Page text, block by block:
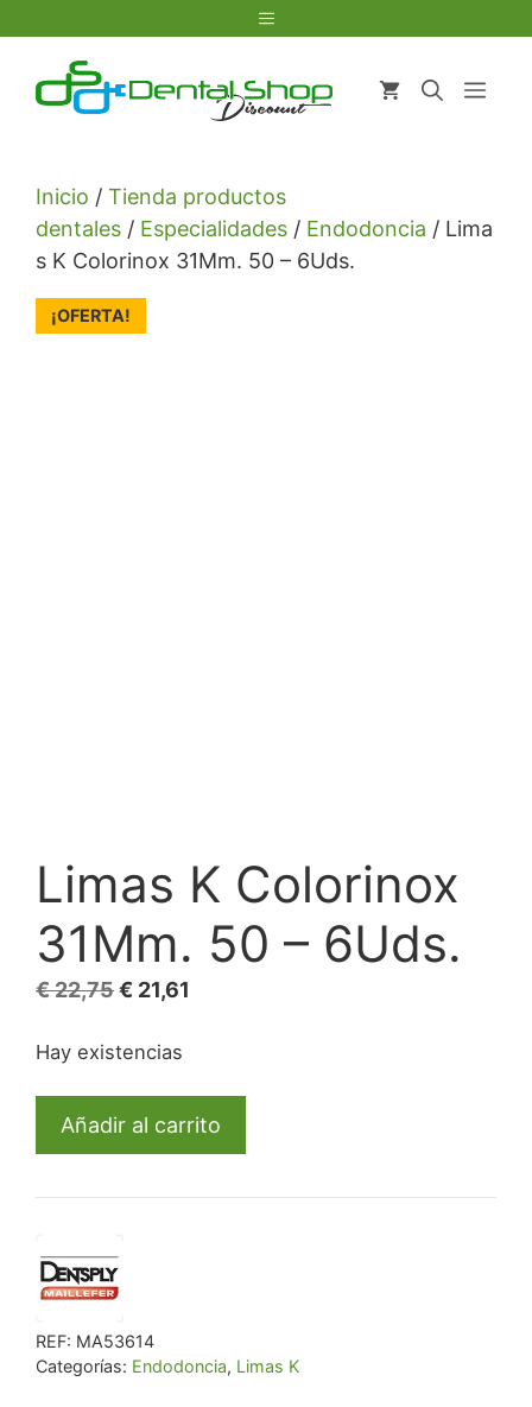
contenido
Menú
Inicio / Tienda productos
dentales / Especialidades / Endodoncia / Lima
s K Colorinox 31Mm. 50 – 6Uds.
¡OFERTA!
Limas K Colorinox
31Mm. 50 – 6Uds.
€22,75El
original
€ 22,75.
€ 21,61
€ 21,61.
Hay existencias
Limas
31Mm.
-
6Uds.
cantidad
Añadir al carrito
REF: MA53614
Categorías: Endodoncia, Limas K